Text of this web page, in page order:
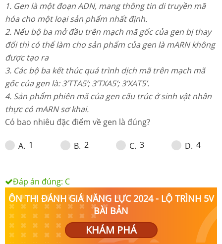
1. Gen là một đoạn ADN, mang thông tin di truyền mã
hóa cho một loại sản phẩm nhất định.
2. Nếu bộ ba mở đầu trên mạch mã gốc của gen bị thay
đổi thì có thể làm cho sản phẩm của gen là mARN không
được tạo ra
3. Các bộ ba kết thúc quá trình dịch mã trên mạch mã
gốc của gen là: 3’TTA5’; 3’TXA5’; 3’XAT5’.
4. Sản phẩm phiên mã của gen cấu trúc ở sinh vật nhân
thực có mARN sơ khai.
Có bao nhiêu đặc điểm về gen là đúng?
A. 1 B. 2 C. 3 D. 4
Đáp án đúng: C
ÔN THI ĐÁNH GIÁ NĂNG LỰC 2024 - LỘ TRÌNH 5V
BÀI BẢN
KHÁM PHÁ